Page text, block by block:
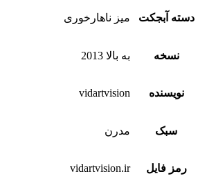
دسته آبجکت میز ناهارخوری
نسخه به بالا 2013
نویسنده vidartvision
سبک مدرن
رمز فایل vidartvision.ir